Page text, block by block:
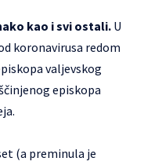
kao i svi ostali. U
koronavirusa redom
valjevskog
episkopa
(a preminula je